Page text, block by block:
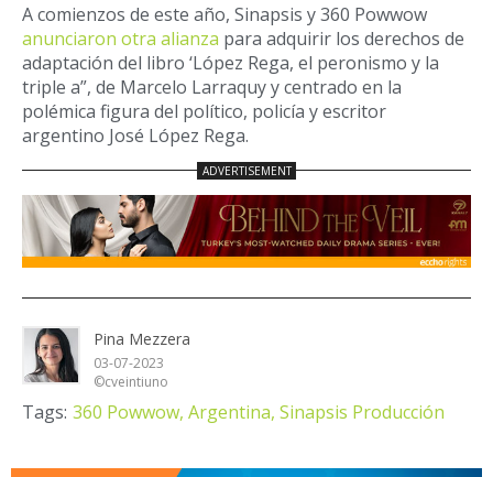
A comienzos de este año, Sinapsis y 360 Powwow
anunciaron otra alianza para adquirir los derechos de
adaptación del libro ‘López Rega, el peronismo y la
triple a”, de Marcelo Larraquy y centrado en la
polémica figura del político, policía y escritor
argentino José López Rega.
Pina Mezzera
03-07-2023
©cveintiuno
Tags: 360 Powwow, Argentina, Sinapsis Producción